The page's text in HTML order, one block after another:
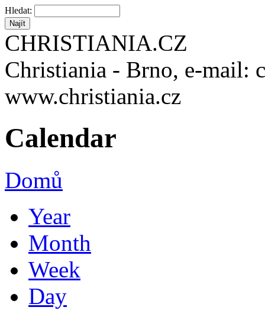
Hledat:
CHRISTIANIA.CZ
Christiania - Brno, e-mail:
www.christiania.cz
Calendar
Domů
Year
Month
Week
Day